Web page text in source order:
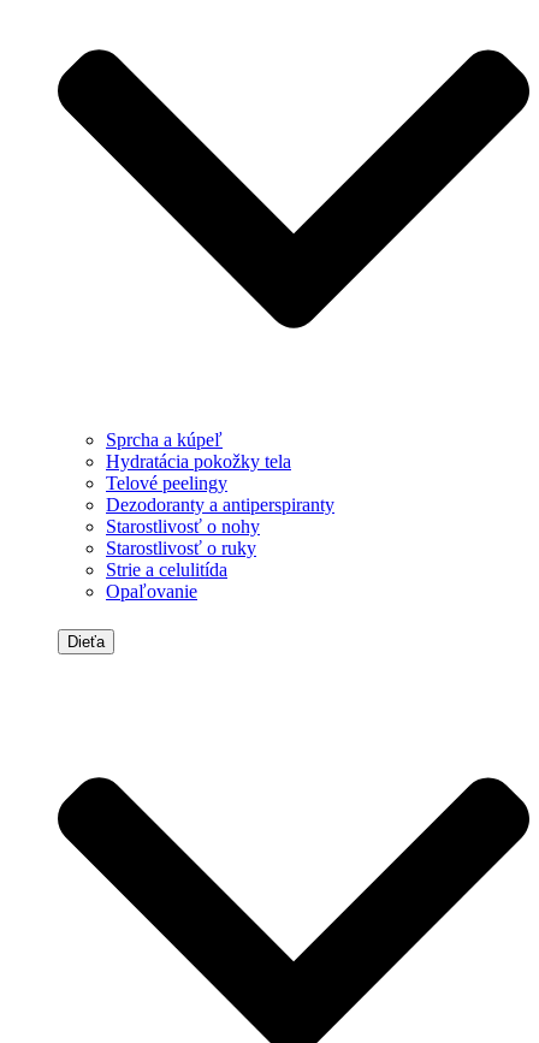
Sprcha a kúpeľ
Hydratácia pokožky tela
Telové peelingy
Dezodoranty a antiperspiranty
Starostlivosť o nohy
Starostlivosť o ruky
Strie a celulitída
Opaľovanie
Dieťa